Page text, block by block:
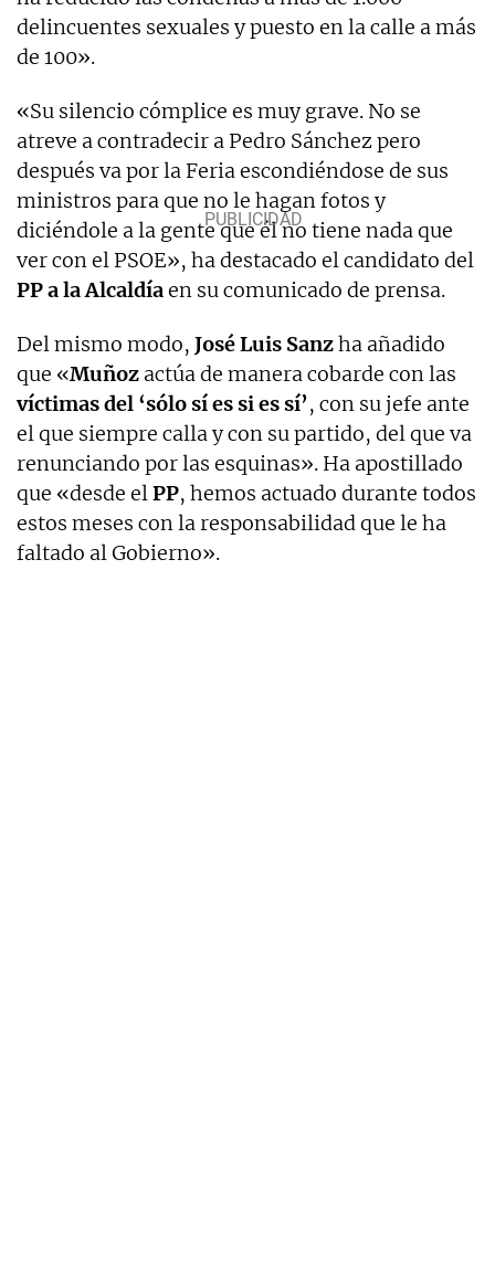
delincuentes sexuales y puesto en la calle a más
de 100».
«Su silencio cómplice es muy grave. No se
atreve a contradecir a Pedro Sánchez pero
después va por la Feria escondiéndose de sus
ministros para que no le hagan fotos y
diciéndole a la gente que él no tiene nada que
ver con el PSOE», ha destacado el candidato del
PP a la Alcaldíaen su comunicado de prensa.
Del mismo modo, José Luis Sanzha añadido
que «Muñoz actúa de manera cobarde con las
víctimas del ‘sólo sí es si es sí’, con su jefe ante
el que siempre calla y con su partido, del que va
renunciando por las esquinas». Ha apostillado
que «desde elPP, hemos actuado durante todos
estos meses con la responsabilidad que le ha
faltado al Gobierno».